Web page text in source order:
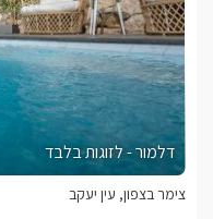
דלמור - לזוגות בלבד
צימר בצפון, עין יעקב